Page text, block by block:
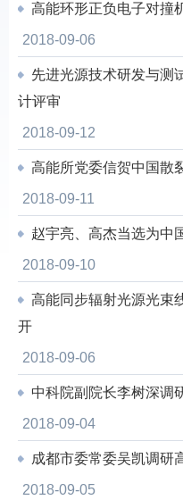
高能环形正负电子对撞
2018-09-06
先进光源技术研发与测
计评审
2018-09-12
高能所党委信贺中国散
2018-09-11
赵宇亮、高杰当选为中
2018-09-10
高能同步辐射光源光束
开
2018-09-06
中科院副院长李树深调
2018-09-04
成都市委常委吴凯调研
2018-09-05